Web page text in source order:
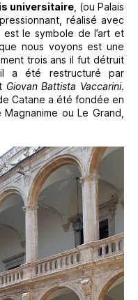
universitaire, (ou Palais
réalisé avec
le symbole de l’art et
nous voyons est une
trois ans il fut détruit
a été restructuré par
Giovan Battista Vaccarini.
Catane a été fondée en
ou Le Grand,